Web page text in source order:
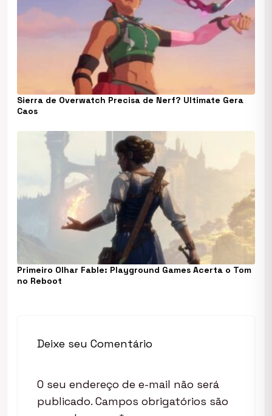
Sierra de Overwatch Precisa de Nerf? Ultimate Gera
Caos
Primeiro Olhar Fable: Playground Games Acerta o Tom
no Reboot
Deixe seu Comentário
O seu endereço de e-mail não será
publicado. Campos obrigatórios são